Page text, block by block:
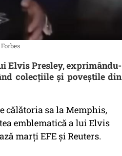
Elvis Presley, exprimându-
colecțiile și poveștile din
călătoria sa la Memphis,
emblematică a lui Elvis
marţi EFE şi Reuters.